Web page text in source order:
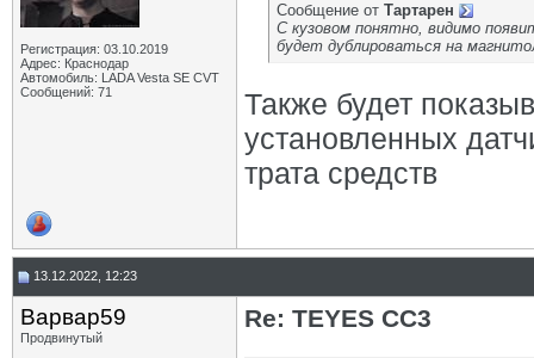
Регистрация: 03.10.2019
Адрес: Краснодар
Автомобиль: LADA Vesta SE CVT
Сообщений: 71
Сообщение от Тартарен
С кузовом понятно, видимо
будет дублироваться на
Также будет
установленных
трата средств
13.12.2022, 12:23
Варвар59
Продвинутый
Re: TEYES CC3